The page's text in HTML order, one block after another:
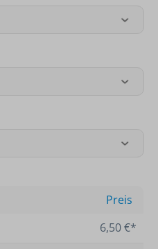
Preis
6,50 €*